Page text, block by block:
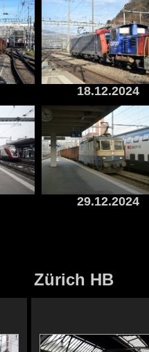
18.12.2024
29.12.2024
Zürich HB